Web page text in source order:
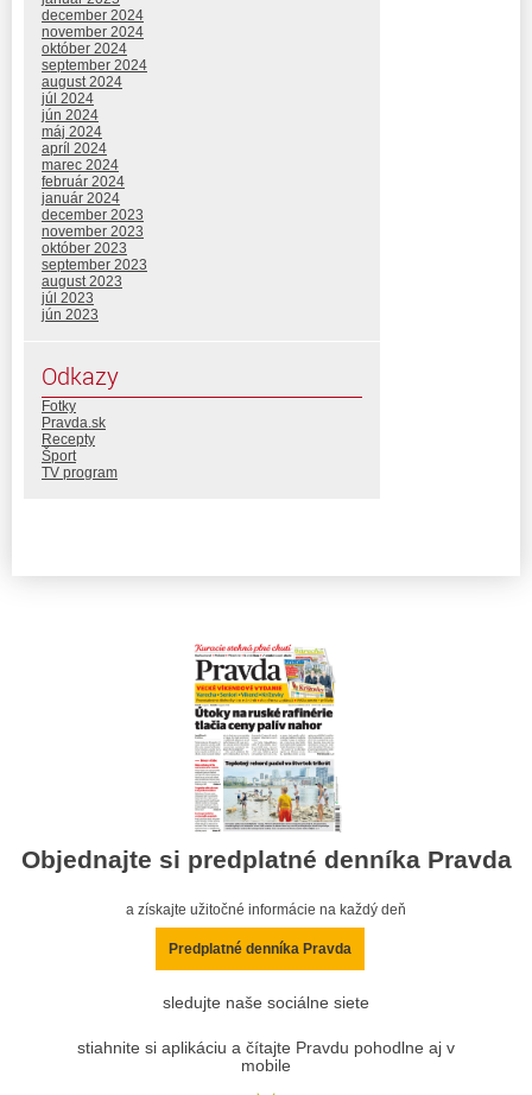
december 2024
november 2024
október 2024
september 2024
august 2024
júl 2024
jún 2024
máj 2024
apríl 2024
marec 2024
február 2024
január 2024
december 2023
november 2023
október 2023
september 2023
august 2023
júl 2023
jún 2023
Odkazy
Fotky
Pravda.sk
Recepty
Šport
TV program
Objednajte si predplatné denníka Pravda
a získajte užitočné informácie na každý deň
Predplatné denníka Pravda
sledujte naše sociálne siete
stiahnite si aplikáciu a čítajte Pravdu pohodlne aj v
mobile